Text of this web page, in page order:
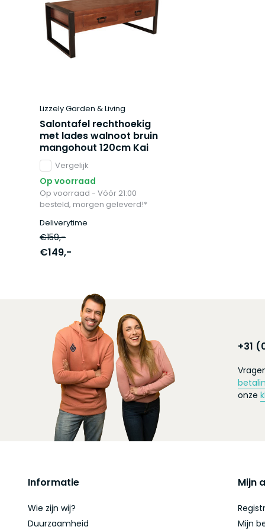
Lizzely Garden & Living
Salontafel rechthoekig
met lades walnoot bruin
mangohout 120cm Kai
Vergelijk
Op voorraad
Op voorraad - Vóór 21:00
besteld, morgen geleverd!*
Deliverytime
€159,-
€149,-
+31
onze
Informatie
Wie zijn wij?
Duurzaamheid
Mijn
Mijn